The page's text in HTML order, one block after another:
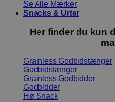
Se Alle Mærker
Snacks & Urter
Her finder du kun
Grainless Godbidstænger
Godbidstænger
Grainless Godbidder
Godbidder
Hø Snack